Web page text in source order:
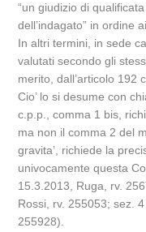
“un giudizio di
dell’indagato” in ordine
In altri termini, in sede
valutati secondo gli
merito, dall’articolo 192
Cio’ lo si desume con
c.p.p., comma 1 bis,
ma non il comma 2 del
gravita’, richiede la
univocamente questa
15.3.2013, Ruga, rv.
Rossi, rv. 255053; sez.
255928).